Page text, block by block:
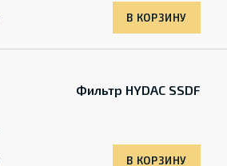
В КОРЗИНУ
Фильтр HYDAC SSDF
В КОРЗИНУ